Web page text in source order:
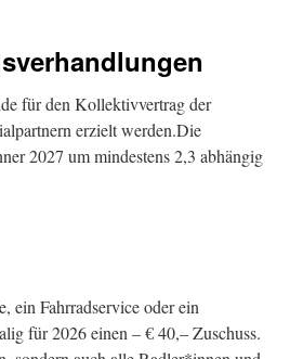
für den Kollektivvertrag der
erzielt werden.Die
2027 um mindestens 2,3 abhängig
ein Fahrradservice oder ein
für 2026 einen – € 40,– Zuschuss.